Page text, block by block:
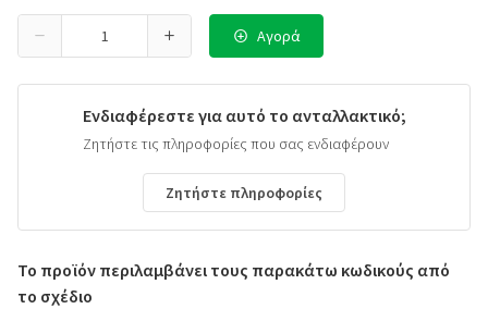
Αγορά
Ενδιαφέρεστε για αυτό το ανταλλακτικό;
Ζητήστε τις πληροφορίες που σας ενδιαφέρουν
Ζητήστε πληροφορίες
Το προϊόν περιλαμβάνει τους παρακάτω κωδικούς από
το σχέδιο